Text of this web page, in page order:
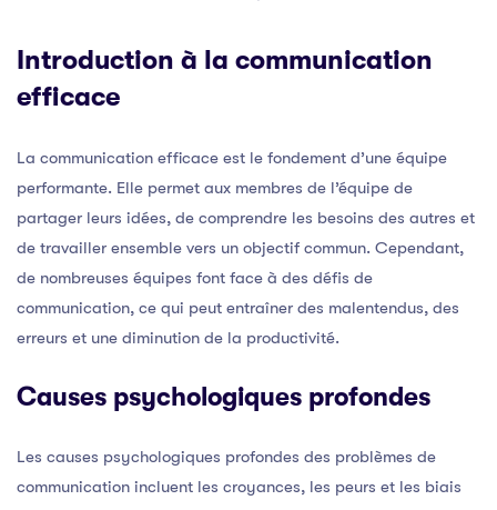
Introduction à la communication
efficace
La communication efficace est le fondement d’une équipe
performante. Elle permet aux membres de l’équipe de
partager leurs idées, de comprendre les besoins des autres et
de travailler ensemble vers un objectif commun. Cependant,
de nombreuses équipes font face à des défis de
communication, ce qui peut entraîner des malentendus, des
erreurs et une diminution de la productivité.
Causes psychologiques profondes
Les causes psychologiques profondes des problèmes de
communication incluent les croyances, les peurs et les biais